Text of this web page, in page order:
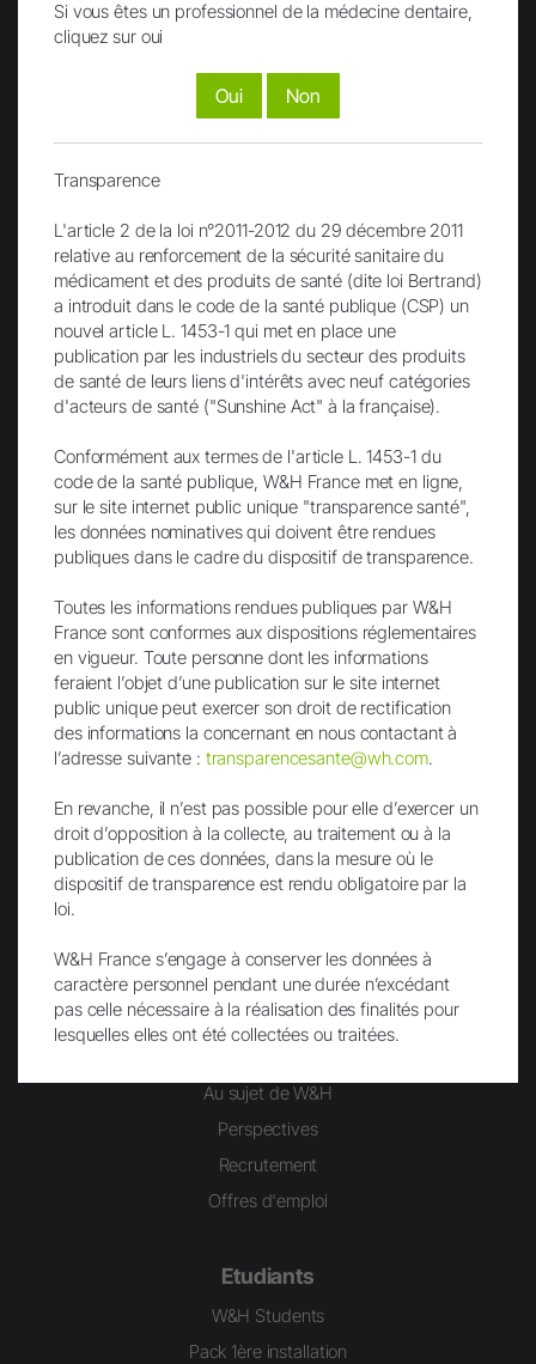
Facebook LinkedIn
Instagram TikTok
Le groupe W&H
People have Priority
W&H France
W&H Dentalwerk
Certifications
Au sujet de W&H
Perspectives
Recrutement
Offres d'emploi
Etudiants
W&H Students
Pack 1ère installation
Si vous êtes un professionnel de la médecine dentaire,
cliquez sur oui
Oui Non
Transparence
L'article 2 de la loi n°2011-2012 du 29 décembre 2011
relative au renforcement de la sécurité sanitaire du
médicament et des produits de santé (dite loi Bertrand)
a introduit dans le code de la santé publique (CSP) un
nouvel article L. 1453-1 qui met en place une
publication par les industriels du secteur des produits
de santé de leurs liens d'intérêts avec neuf catégories
d'acteurs de santé ("Sunshine Act" à la française).
Conformément aux termes de l'article L. 1453-1 du
code de la santé publique, W&H France met en ligne,
sur le site internet public unique "transparence santé",
les données nominatives qui doivent être rendues
publiques dans le cadre du dispositif de transparence.
Toutes les informations rendues publiques par W&H
France sont conformes aux dispositions réglementaires
en vigueur. Toute personne dont les informations
feraient l’objet d’une publication sur le site internet
public unique peut exercer son droit de rectification
des informations la concernant en nous contactant à
l’adresse suivante : transparencesante@wh.com.
En revanche, il n’est pas possible pour elle d’exercer un
droit d’opposition à la collecte, au traitement ou à la
publication de ces données, dans la mesure où le
dispositif de transparence est rendu obligatoire par la
loi.
W&H France s’engage à conserver les données à
caractère personnel pendant une durée n’excédant
pas celle nécessaire à la réalisation des finalités pour
lesquelles elles ont été collectées ou traitées.